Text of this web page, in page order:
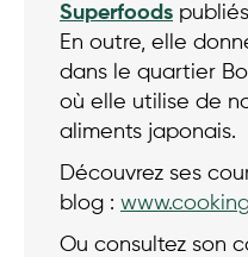
Superfoods
En outre, elle
dans le quartier
où elle utilise de
aliments japonais.
Découvrez ses
blog :
Ou consultez son